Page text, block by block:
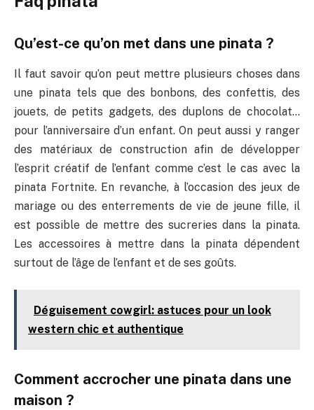
Qu’est-ce qu’on met dans une pinata ?
Il faut savoir qu’on peut mettre plusieurs choses dans
une pinata tels que des bonbons, des confettis, des
jouets, de petits gadgets, des duplons de chocolat…
pour l’anniversaire d’un enfant. On peut aussi y ranger
des matériaux de construction afin de développer
l’esprit créatif de l’enfant comme c’est le cas avec la
pinata Fortnite. En revanche, à l’occasion des jeux de
mariage ou des enterrements de vie de jeune fille, il
est possible de mettre des sucreries dans la pinata.
Les accessoires à mettre dans la pinata dépendent
surtout de l’âge de l’enfant et de ses goûts.
Déguisement cowgirl: astuces pour un look
western chic et authentique
Comment accrocher une pinata dans une
maison ?